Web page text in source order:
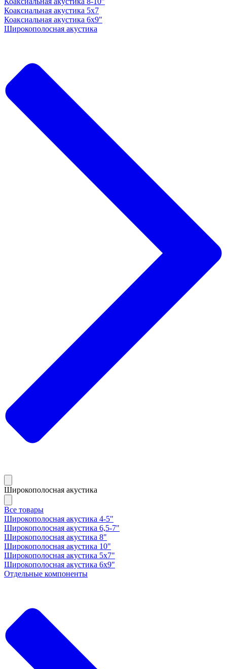
Коаксиальная акустика 5x7
Коаксиальная акустика 6х9"
Широкополосная акустика
Широкополосная акустика
Все товары
Широкополосная акустика 4-5"
Широкополосная акустика 6,5-7"
Широкополосная акустика 8"
Широкополосная акустика 10"
Широкополосная акустика 5х7"
Широкополосная акустика 6х9"
Отдельные компоненты